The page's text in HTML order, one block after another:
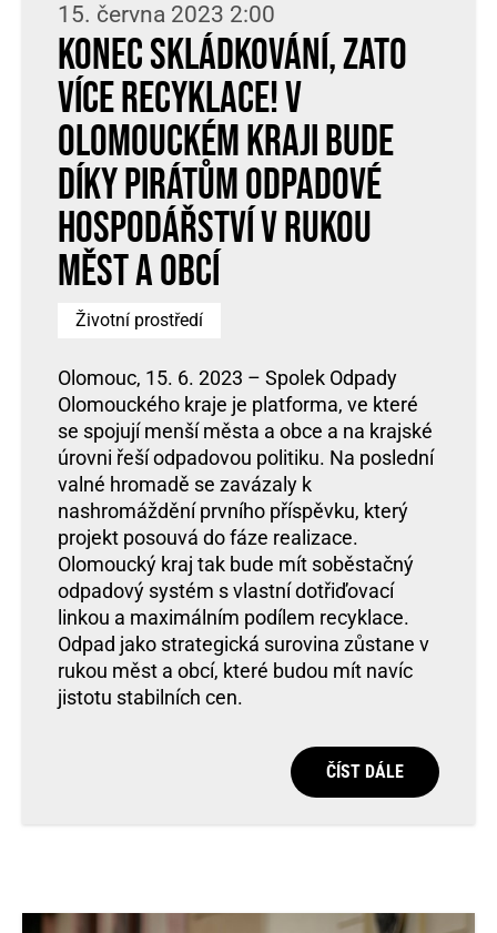
15. června 2023 2:00
Konec skládkování, zato
více recyklace! V
Olomouckém kraji bude
díky Pirátům odpadové
hospodářství v rukou
měst a obcí
Životní prostředí
Olomouc, 15. 6. 2023 – Spolek Odpady
Olomouckého kraje je platforma, ve které
se spojují menší města a obce a na krajské
úrovni řeší odpadovou politiku. Na poslední
valné hromadě se zavázaly k
nashromáždění prvního příspěvku, který
projekt posouvá do fáze realizace.
Olomoucký kraj tak bude mít soběstačný
odpadový systém s vlastní dotřiďovací
linkou a maximálním podílem recyklace.
Odpad jako strategická surovina zůstane v
rukou měst a obcí, které budou mít navíc
jistotu stabilních cen.
ČÍST DÁLE